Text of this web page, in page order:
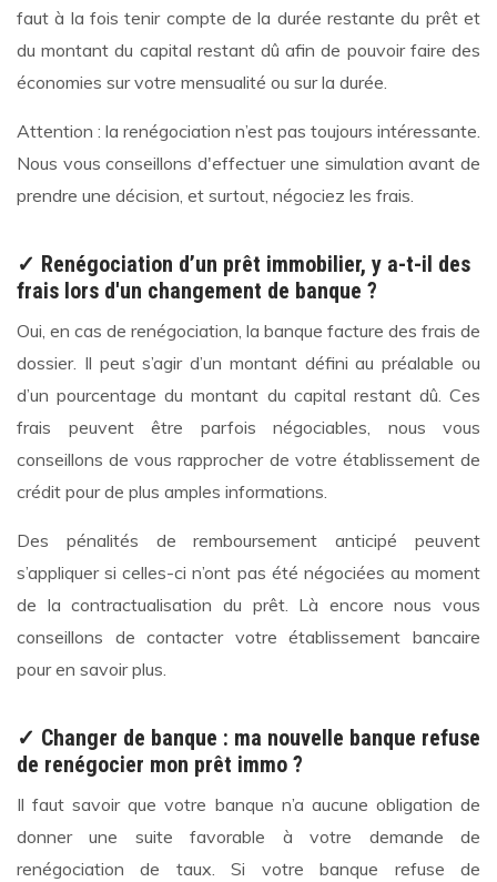
faut à la fois tenir compte de la durée restante du prêt et
du montant du capital restant dû afin de pouvoir faire des
économies sur votre mensualité ou sur la durée.
Attention : la renégociation n’est pas toujours intéressante.
Nous vous conseillons d'effectuer une simulation avant de
prendre une décision, et surtout, négociez les frais.
✓ Renégociation d’un prêt immobilier, y a-t-il des
frais lors d'un changement de banque ?
Oui, en cas de renégociation, la banque facture des frais de
dossier. Il peut s’agir d’un montant défini au préalable ou
d’un pourcentage du montant du capital restant dû. Ces
frais peuvent être parfois négociables, nous vous
conseillons de vous rapprocher de votre établissement de
crédit pour de plus amples informations.
Des pénalités de remboursement anticipé peuvent
s’appliquer si celles-ci n’ont pas été négociées au moment
de la contractualisation du prêt. Là encore nous vous
conseillons de contacter votre établissement bancaire
pour en savoir plus.
✓ Changer de banque : ma nouvelle banque refuse
de renégocier mon prêt immo ?
Il faut savoir que votre banque n’a aucune obligation de
donner une suite favorable à votre demande de
renégociation de taux. Si votre banque refuse de